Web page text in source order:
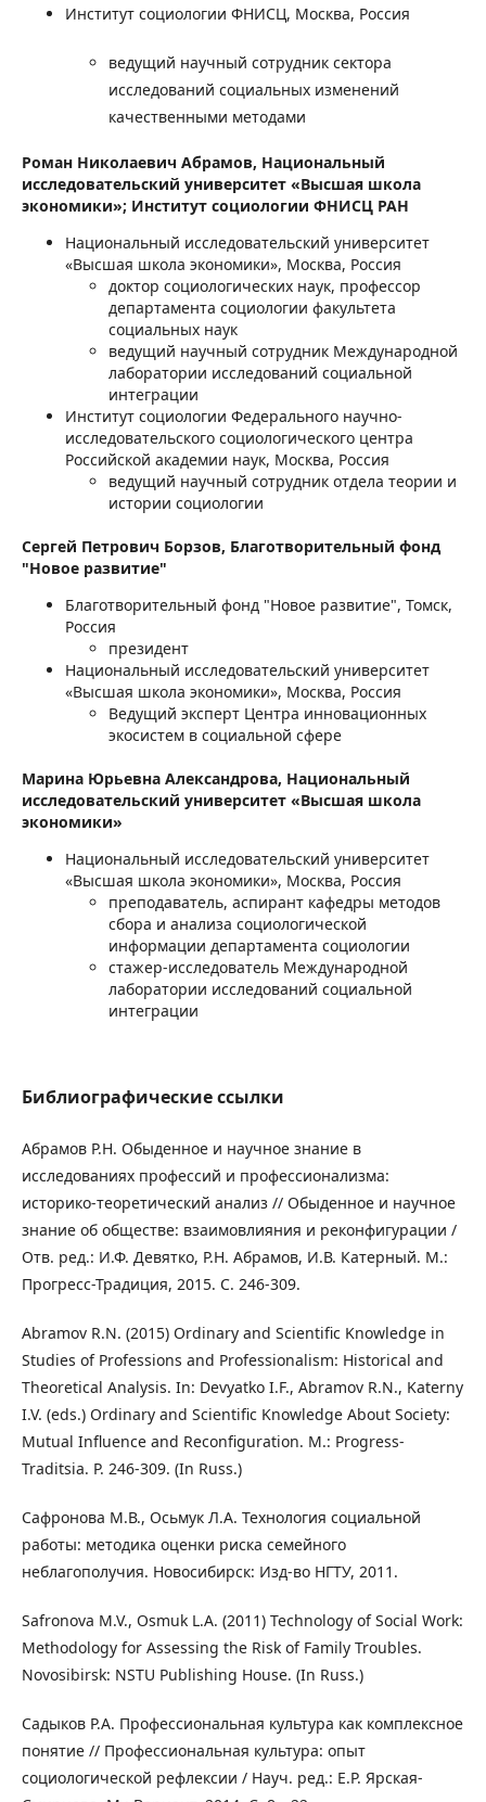
Институт социологии ФНИСЦ, Москва, Россия
ведущий научный сотрудник сектора
исследований социальных изменений
качественными методами
Роман Николаевич Абрамов, Национальный
исследовательский университет «Высшая школа
экономики»; Институт социологии ФНИСЦ РАН
Национальный исследовательский университет
«Высшая школа экономики», Москва, Россия
доктор социологических наук, профессор
департамента социологии факультета
социальных наук
ведущий научный сотрудник Международной
лаборатории исследований социальной
интеграции
Институт социологии Федерального научно-
исследовательского социологического центра
Российской академии наук, Москва, Россия
ведущий научный сотрудник отдела теории и
истории социологии
Сергей Петрович Борзов, Благотворительный фонд
"Новое развитие"
Благотворительный фонд "Новое развитие", Томск,
Россия
президент
Национальный исследовательский университет
«Высшая школа экономики», Москва, Россия
Ведущий эксперт Центра инновационных
экосистем в социальной сфере
Марина Юрьевна Александрова, Национальный
исследовательский университет «Высшая школа
экономики»
Национальный исследовательский университет
«Высшая школа экономики», Москва, Россия
преподаватель, аспирант кафедры методов
сбора и анализа социологической
информации департамента социологии
стажер-исследователь Международной
лаборатории исследований социальной
интеграции
Библиографические ссылки
Абрамов Р.Н. Обыденное и научное знание в
исследованиях профессий и профессионализма:
историко-теоретический анализ // Обыденное и научное
знание об обществе: взаимовлияния и реконфигурации /
Отв. ред.: И.Ф. Девятко, Р.Н. Абрамов, И.В. Катерный. М.:
Прогресс-Традиция, 2015. С. 246-309.
Abramov R.N. (2015) Ordinary and Scientific Knowledge in
Studies of Professions and Professionalism: Historical and
Theoretical Analysis. In: Devyatko I.F., Abramov R.N., Katerny
I.V. (eds.) Ordinary and Scientific Knowledge About Society:
Mutual Influence and Reconfiguration. M.: Progress-
Traditsia. P. 246-309. (In Russ.)
Сафронова М.В., Осьмук Л.А. Технология социальной
работы: методика оценки риска семейного
неблагополучия. Новосибирск: Изд-во НГТУ, 2011.
Safronova M.V., Osmuk L.A. (2011) Technology of Social Work:
Methodology for Assessing the Risk of Family Troubles.
Novosibirsk: NSTU Publishing House. (In Russ.)
Садыков Р.А. Профессиональная культура как комплексное
понятие // Профессиональная культура: опыт
социологической рефлексии / Науч. ред.: Е.Р. Ярская-